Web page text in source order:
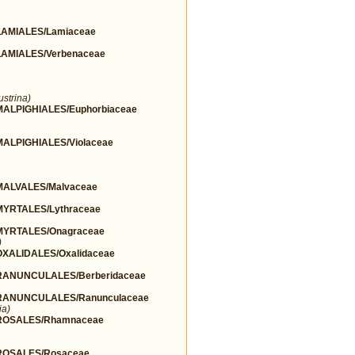
Lamiaceae
Verbenaceae
Euphorbiaceae
Violaceae
Malvaceae
Lythraceae
Onagraceae
Oxalidaceae
Berberidaceae
Ranunculaceae
Rhamnaceae